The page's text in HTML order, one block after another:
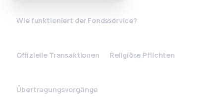
Wie funktioniert der Fondsservice?
Offizielle Transaktionen Religiöse Pflichten
Übertragungsvorgänge